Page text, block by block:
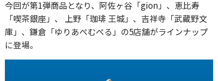
今回が第1弾商品となり、阿佐ヶ谷「gion」、恵比寿
「喫茶銀座」、 上野「珈琲 王城」、吉祥寺「武蔵野文
庫」、鎌倉「ゆりあぺむぺる」の5店舗がラインナップ
に登場。